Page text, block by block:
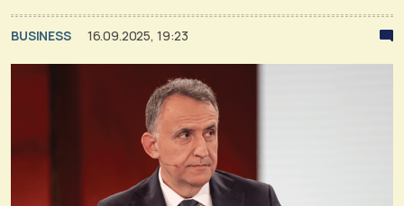
BUSINESS 16.09.2025, 19:23